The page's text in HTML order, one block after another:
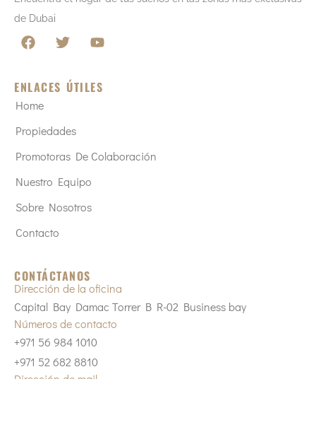
de Dubai
ENLACES ÚTILES
Home
Propiedades
Promotoras De Colaboración
Nuestro Equipo
Sobre Nosotros
Contacto
CONTÁCTANOS
Dirección de la oficina
Capital Bay Damac Torrer B R-02 Business bay
Números de contacto
+971 56 984 1010
+971 52 682 8810
Dirección de mail